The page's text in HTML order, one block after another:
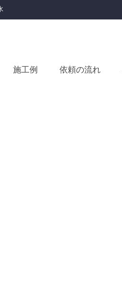
施工例 依頼の流れ